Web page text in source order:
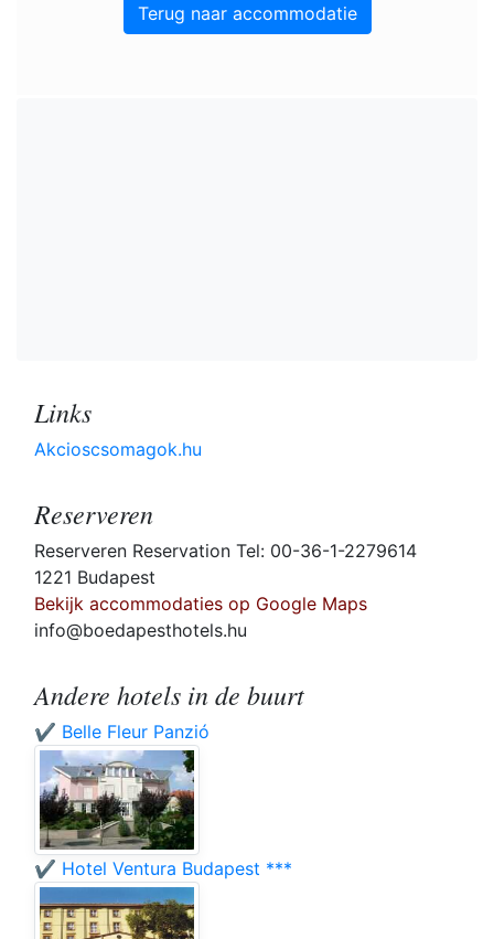
Terug naar accommodatie
Links
Akcioscsomagok.hu
Reserveren
Reserveren Reservation Tel: 00-36-1-2279614
1221 Budapest
Bekijk accommodaties op Google Maps
info@boedapesthotels.hu
Andere hotels in de buurt
✔️ Belle Fleur Panzió
✔️ Hotel Ventura Budapest ***